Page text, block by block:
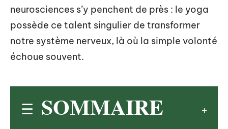
neurosciences s’y penchent de près : le yoga
possède ce talent singulier de transformer
notre système nerveux, là où la simple volonté
échoue souvent.
SOMMAIRE